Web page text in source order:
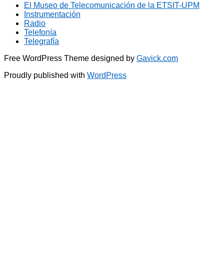
El Museo de Telecomunicación de la ETSIT-UPM
Instrumentación
Radio
Telefonía
Telegrafía
Free WordPress Theme designed by Gavick.com
Proudly published with WordPress